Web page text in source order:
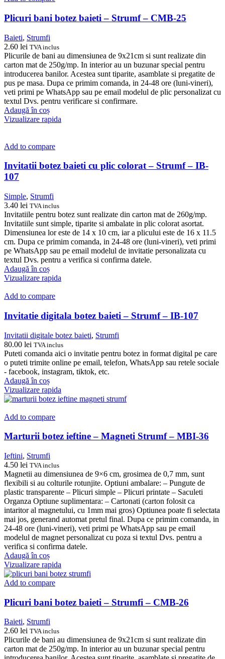
Plicuri bani botez baieti – Strumf – CMB-25
Baieti, Strumfi
2.60 lei TVA inclus
Plicurile de bani au dimensiunea de 9x21cm si sunt realizate din
carton mat de 250g/mp. In interior au un buzunar special pentru
introducerea banilor. Acestea sunt tiparite, asamblate si pregatite de
pus pe masa. Dupa ce primim comanda, in 24-48 ore (luni-vineri),
veti primi pe WhatsApp sau pe email modelul de plic personalizat cu
textul Dvs. pentru verificare si confirmare.
Adaugă în coș
Vizualizare rapida
Add to compare
Invitatii botez baieti cu plic colorat – Strumf – IB-
107
Simple, Strumfi
3.40 lei TVA inclus
Invitatiile pentru botez sunt realizate din carton mat de 260g/mp.
Invitatiile sunt simple, tiparite si ambalate in plic colorat asortat.
Dimensiunea lor este de 14 x 10 cm, iar a plicului este de 16 x 11.5
cm. Dupa ce primim comanda, in 24-48 ore (luni-vineri), veti primi
pe WhatsApp sau pe email modelul de invitatie personalizata cu
textul Dvs. pentru a verifica si confirma datele.
Adaugă în coș
Vizualizare rapida
Add to compare
Invitatie digitala botez baieti – Strumf – IB-107
Invitatii digitale botez baieti, Strumfi
80.00 lei TVA inclus
Puteti comanda aici o invitatie pentru botez in format digital pe care
o puteti trimite online pe email, telefon, WhatsApp sau retele sociale
- facebook, instagram, tiktok, etc.
Adaugă în coș
Vizualizare rapida
Add to compare
Marturii botez ieftine – Magneti Strumf – MBI-36
Ieftini, Strumfi
4.50 lei TVA inclus
Magnetii au dimensiunea de 9×6 cm, grosimea de 0,7 mm, sunt
flexibili si au colturile rotunjite. Optiuni ambalare: – Pungute de
plastic transparente – Plicuri simple – Plicuri printate – Saculeti
Organza Optiune suplimentara: – Cartonati (carton folosit ca
intaritor al magnetului, cu 1mm mai gros) Optiunea poate fi selectata
mai jos, generand automat pretul final. Dupa ce primim comanda, in
24-48 ore (luni-vineri), veti primi pe WhatsApp sau pe email
modelul de magnet personalizat cu poza si textul Dvs. pentru a
verifica si confirma datele.
Adaugă în coș
Vizualizare rapida
Add to compare
Plicuri bani botez baieti – Strumfi – CMB-26
Baieti, Strumfi
2.60 lei TVA inclus
Plicurile de bani au dimensiunea de 9x21cm si sunt realizate din
carton mat de 250g/mp. In interior au un buzunar special pentru